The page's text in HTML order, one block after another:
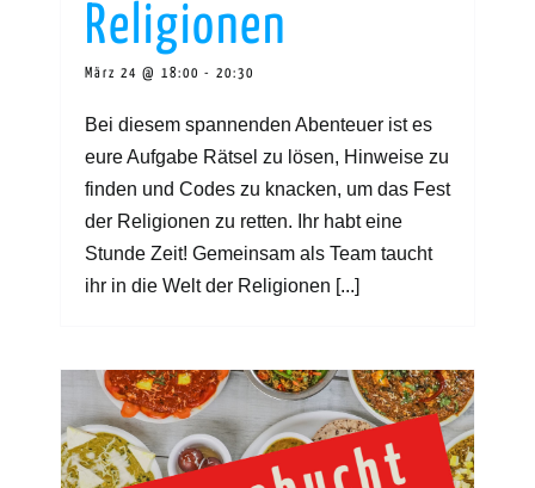
Religionen
März 24 @ 18:00 - 20:30
Bei diesem spannenden Abenteuer ist es
eure Aufgabe Rätsel zu lösen, Hinweise zu
finden und Codes zu knacken, um das Fest
der Religionen zu retten. Ihr habt eine
Stunde Zeit! Gemeinsam als Team taucht
ihr in die Welt der Religionen [...]